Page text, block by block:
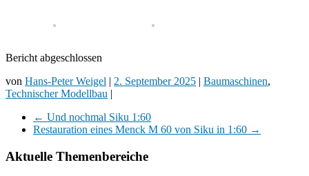
Bericht abgeschlossen
von Hans-Peter Weigel | 2. September 2025 | Baumaschinen,
Technischer Modellbau |
← Und nochmal Siku 1:60
Restauration eines Menck M 60 von Siku in 1:60 →
Aktuelle Themenbereiche